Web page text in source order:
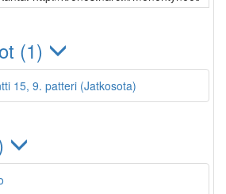
(1)
15, 9. patteri (Jatkosota)